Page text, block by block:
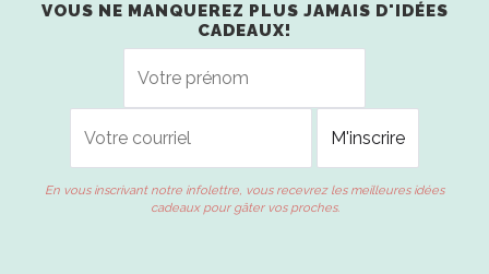
VOUS NE MANQUEREZ PLUS JAMAIS D'IDÉES
CADEAUX!
En vous inscrivant notre infolettre, vous recevrez les meilleures idées
cadeaux pour gâter vos proches.